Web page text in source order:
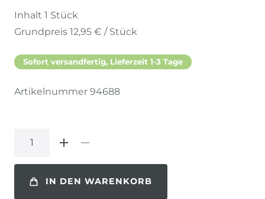
Inhalt 1 Stück
Grundpreis 12,95 € / Stück
Sofort versandfertig, Lieferzeit 1-3 Tage
Artikelnummer 94688
IN DEN WARENKORB